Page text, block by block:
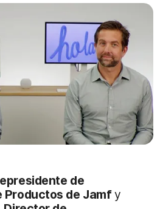
de
Productos de Jamfy